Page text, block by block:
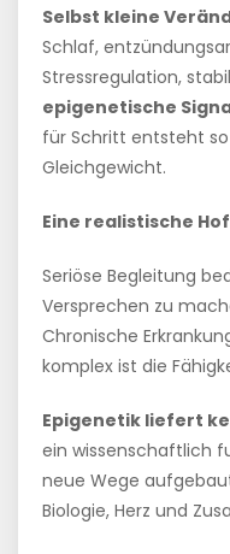
Selbst kleine
Schlaf,
Stressregulation,
epigenetische
für Schritt entsteht
Gleichgewicht.
Eine realistische
Seriöse Begleitung
Versprechen zu
Chronische
komplex ist die
Epigenetik liefert
ein wissenschaftlich
neue Wege
Biologie, Herz und